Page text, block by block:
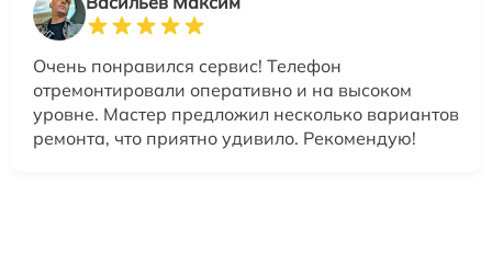
Очень понравился сервис! Телефон
отремонтировали оперативно и на высоком
уровне. Мастер предложил несколько вариантов
ремонта, что приятно удивило. Рекомендую!